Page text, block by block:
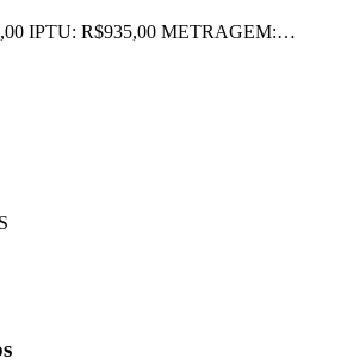
IPTU: R$935,00 METRAGEM:…